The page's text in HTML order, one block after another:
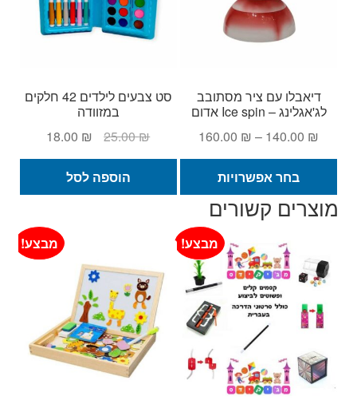
דיאבלו עם ציר מסתובב
לג'אגלינג – Ice spin אדום
140.00 ₪
–
160.00 ₪
טווח
מחירים:
עד
בחר אפשרויות
מספר
סוגים.
ניתן
לבחור
האפשרויות
בעמוד
סט צבעים לילדים 42 חלקים
במזוודה
25.00₪
המחיר
המקורי
היה:
25.00 ₪.
18.00 ₪
המחיר
הנוכחי
18.00 ₪.
הוספה לסל
מוצרים קשורים
מבצע! מבצע!